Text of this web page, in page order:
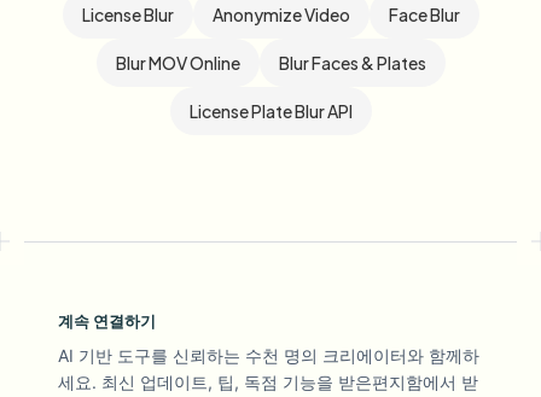
License Blur Anonymize Video Face Blur
Blur MOV Online Blur Faces & Plates
License Plate Blur API
계속 연결하기
AI 기반 도구를 신뢰하는 수천 명의 크리에이터와 함께하
세요. 최신 업데이트, 팁, 독점 기능을 받은편지함에서 받